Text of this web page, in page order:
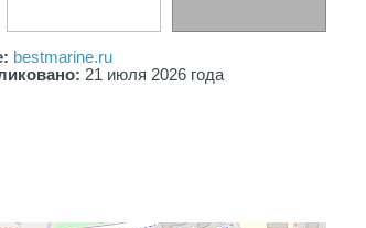
bestmarine.ru
21 июля 2026 года